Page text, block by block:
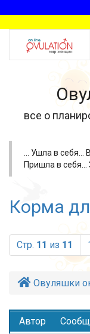
все о
... Ушла в
Пришла в себя...
Корма
Стр. 11 из 11
Овуляшки
Автор